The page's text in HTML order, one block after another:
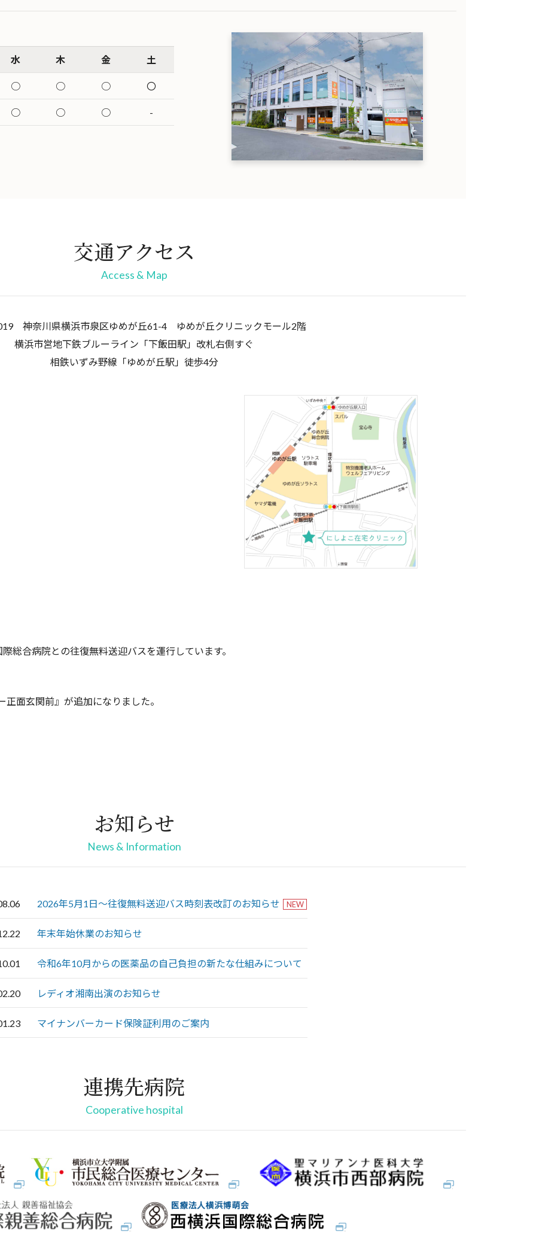
水 木 金 土
○ ○ ○ 〇
○ ○ ○ -
交通アクセス
Access & Map
神奈川県横浜市泉区ゆめが丘61-4
ゆめが丘クリニックモール2階
横浜市営地下鉄ブルーライン「下飯田駅」改札右側すぐ
相鉄いずみ野線「ゆめが丘駅」徒歩4分
総合病院との往復無料送迎バスを運行しています。
面玄関前』が追加になりました。
お知らせ
News & Information
2026年5月1日～往復無料送迎バス時刻表改訂のお知らせ NEW
年末年始休業のお知らせ
令和6年10月からの医薬品の自己負担の新たな仕組みについて
レディオ湘南出演のお知らせ
マイナンバーカード保険証利用のご案内
連携先病院
Cooperative hospital